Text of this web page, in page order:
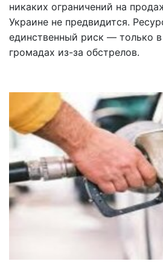
никаких ограничений на
Украине не предвидится.
единственный риск — только
громадах из-за обстрелов.